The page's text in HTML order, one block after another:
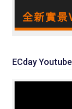
ECday Youtube